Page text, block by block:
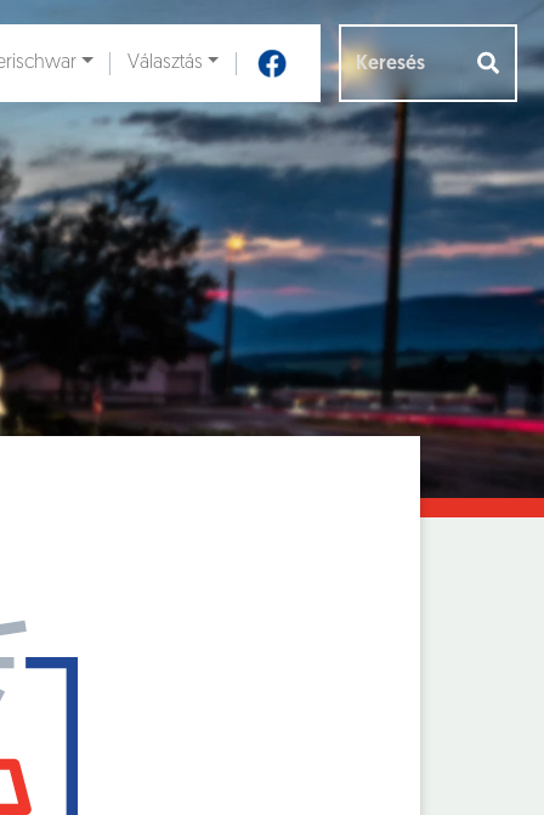
Választás
Aloldalak [